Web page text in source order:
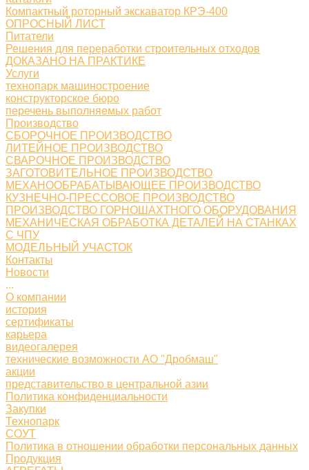
Компактный роторный экскаватор КРЭ-400
ОПРОСНЫЙ ЛИСТ
Питатели
Решения для переработки строительных отходов
ДОКАЗАНО НА ПРАКТИКЕ
Услуги
технопарк машиностроение
конструкторское бюро
перечень выполняемых работ
Производство
СБОРОЧНОЕ ПРОИЗВОДСТВО
ЛИТЕЙНОЕ ПРОИЗВОДСТВО
СВАРОЧНОЕ ПРОИЗВОДСТВО
ЗАГОТОВИТЕЛЬНОЕ ПРОИЗВОДСТВО
МЕХАНООБРАБАТЫВАЮЩЕЕ ПРОИЗВОДСТВО
КУЗНЕЧНО-ПРЕССОВОЕ ПРОИЗВОДСТВО
ПРОИЗВОДСТВО ГОРНОШАХТНОГО ОБОРУДОВАНИЯ
МЕХАНИЧЕСКАЯ ОБРАБОТКА ДЕТАЛЕЙ НА СТАНКАХ
С ЧПУ
МОДЕЛЬНЫЙ УЧАСТОК
Контакты
Новости
...
О компании
история
сертификаты
карьера
видеогалерея
технические возможности АО "Дробмаш"
акции
представительство в центральной азии
Политика конфиденциальности
Закупки
Технопарк
СОУТ
Политика в отношении обработки персональных данных
Продукция